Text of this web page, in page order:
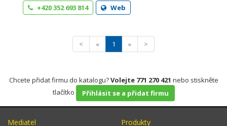
+420 352 693 814
Web
< « 1 » >
Chcete přidat firmu do katalogu?Volejte 771 270 421 nebo stiskněte
tlačítko
Přihlásit se a přidat firmu
Mediatel Produkty